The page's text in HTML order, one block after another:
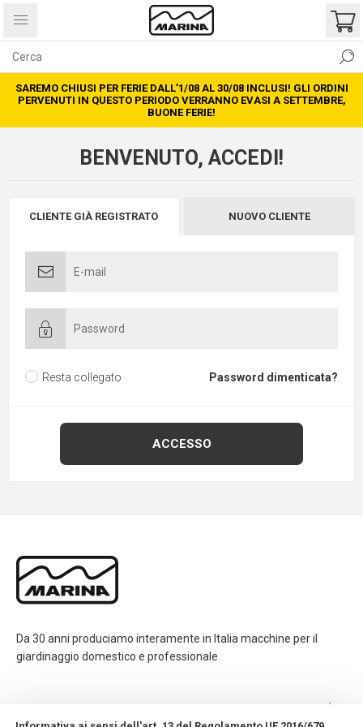
SAREMO CHIUSI PER FERIE DALL’1/08 AL 30/08 INCLUSI! GLI ORDINI
PERVENUTI IN QUESTO PERIODO VERRANNO EVASI A SETTEMBRE,
BUONE FERIE!
BENVENUTO, ACCEDI!
CLIENTE GIÀ REGISTRATO NUOVO CLIENTE
Resta collegato Password dimenticata?
Da 30 anni produciamo interamente in Italia macchine per il
giardinaggio domestico e professionale